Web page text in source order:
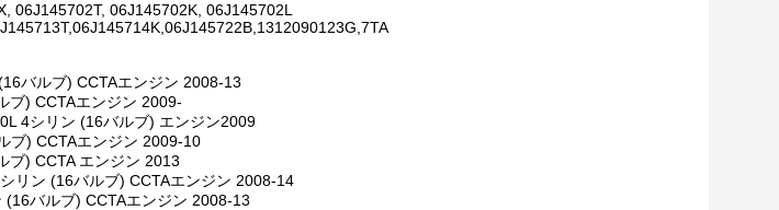
06J145702T, 06J145702K, 06J145702L
バルブ) CCTAエンジン 2008-13
ブ) CCTAエンジン 2009-
4シリン (16バルブ) エンジン2009
ブ) CCTAエンジン 2009-10
ブ) CCTA エンジン 2013
リン (16バルブ) CCTAエンジン 2008-14
バルブ) CCTAエンジン 2008-13